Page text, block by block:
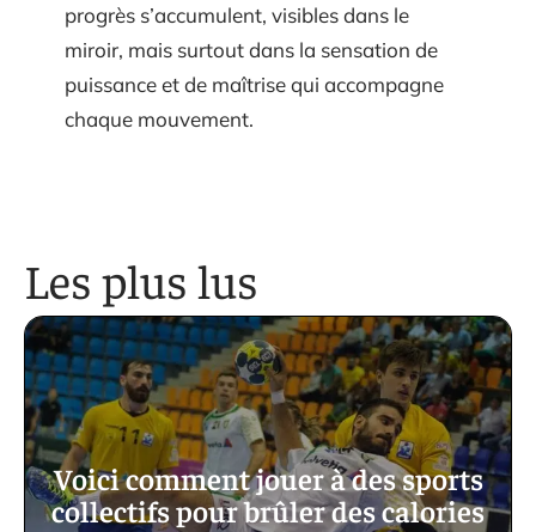
progrès s’accumulent, visibles dans le
miroir, mais surtout dans la sensation de
puissance et de maîtrise qui accompagne
chaque mouvement.
Les plus lus
Voici comment jouer à des sports
collectifs pour brûler des calories